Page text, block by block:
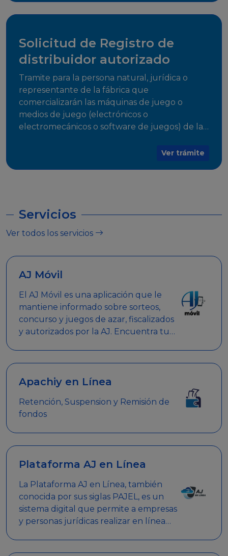
Solicitud de Registro de
distribuidor autorizado
Tramite para la persona natural, jurídica o
representante de la fábrica que
comercializarán las máquinas de juego o
medios de juego (electrónicos o
electromecánicos o software de juegos) de las
Ver trámite
Servicios
Ver todos los servicios
AJ Móvil
El AJ Móvil es una aplicación que le
mantiene informado sobre sorteos,
concurso y juegos de azar, fiscalizados
y autorizados por la AJ. Encuentra tus
clave.
Apachiy en Línea
Retención, Suspension y Remisión de
fondos
Plataforma AJ en Línea
La Plataforma AJ en Línea, también
conocida por sus siglas PAJEL, es un
sistema digital que permite a empresas
y personas jurídicas realizar en línea